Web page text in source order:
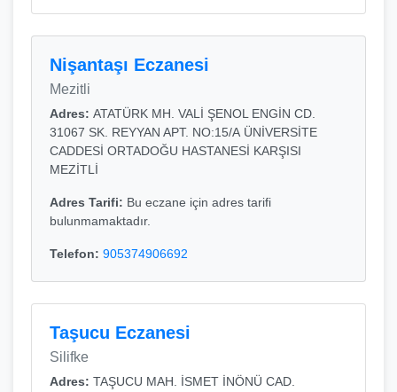
Nişantaşı Eczanesi
Mezitli
Adres: ATATÜRK MH. VALİ ŞENOL ENGİN CD.
31067 SK. REYYAN APT. NO:15/A ÜNİVERSİTE
CADDESİ ORTADOĞU HASTANESİ KARŞISI
MEZİTLİ
Adres Tarifi: Bu eczane için adres tarifi
bulunmamaktadır.
Telefon: 905374906692
Taşucu Eczanesi
Silifke
Adres: TAŞUCU MAH. İSMET İNÖNÜ CAD.